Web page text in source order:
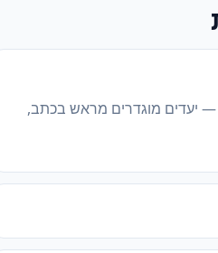
יעדים מוגדרים מראש בכתב,